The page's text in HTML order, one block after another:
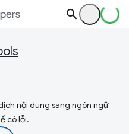
nội dung sang ngôn ngữ
có lỗi.